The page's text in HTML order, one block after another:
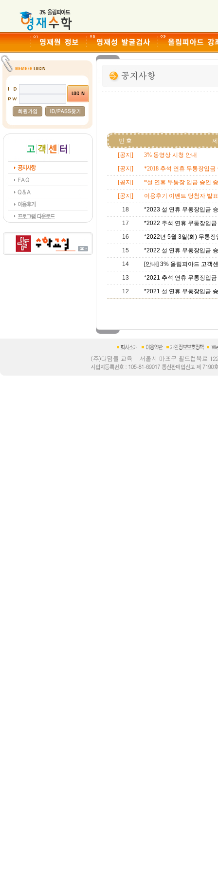
번 호
[공지]
3% 동영상 시청 안내
[공지]
*2018 추석 연휴 무통장입금
[공지]
*설 연휴 무통장 입금 승인
[공지]
이용후기 이벤트 당첨자 발표
18
*2023 설 연휴 무통장입금
17
*2022 추석 연휴 무통장입금
16
*2022년 5월 3일(화) 무통장
15
*2022 설 연휴 무통장입금
14
[안내] 3% 올림피아드 고객
13
*2021 추석 연휴 무통장입금
12
*2021 설 연휴 무통장입금